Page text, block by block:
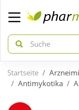
zurück
ÜBERSICHT
zurück
ÜBERSICHT
Startseite
Antimykotika